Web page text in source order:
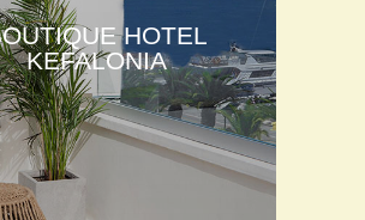
HOTEL
KEFALONIA